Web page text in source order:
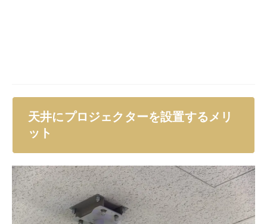
天井にプロジェクターを設置するメリ
ット